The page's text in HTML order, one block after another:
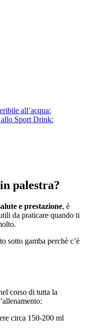
all’acqua:
Sport Drink:
palestra?
e prestazione, è
da praticare quando ti
sotto gamba perchè c’è
corso di tutta la
circa 150-200 ml